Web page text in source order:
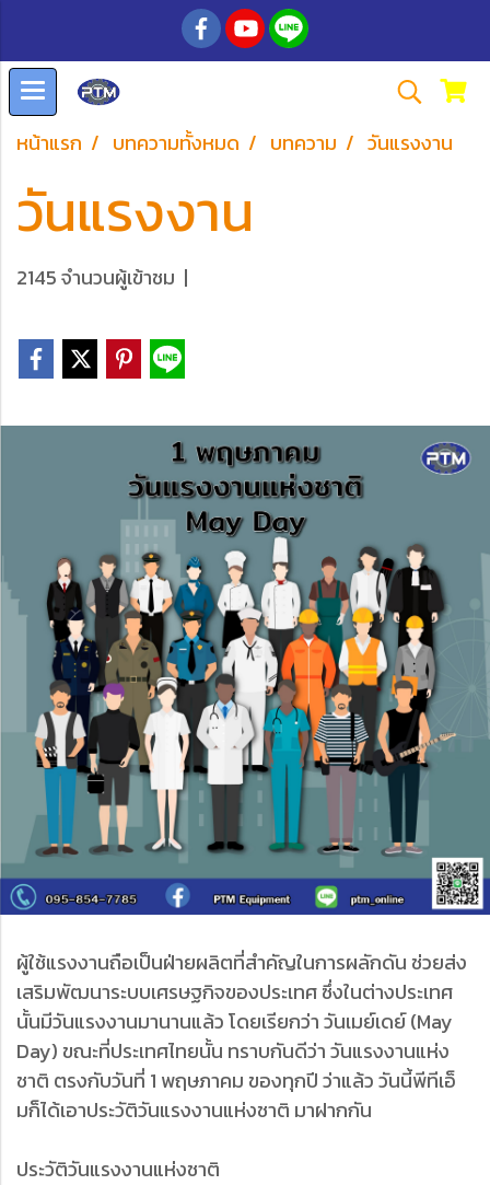
หน้าแรก บทความทั้งหมด บทความ วันแรงงาน
วันแรงงาน
2145 จำนวนผู้เข้าชม |
ผู้ใช้แรงงานถือเป็นฝ่ายผลิตที่สำคัญในการผลักดัน ช่วยส่ง
เสริมพัฒนาระบบเศรษฐกิจของประเทศ ซึ่งในต่างประเทศ
นั้นมีวันแรงงานมานานแล้ว โดยเรียกว่า วันเมย์เดย์ (May
Day) ขณะที่ประเทศไทยนั้น ทราบกันดีว่า วันแรงงานแห่ง
ชาติ ตรงกับวันที่ 1 พฤษภาคม ของทุกปี ว่าแล้ว วันนี้พีทีเอ็
มก็ได้เอาประวัติวันแรงงานแห่งชาติ มาฝากกัน
ประวัติวันแรงงานแห่งชาติ